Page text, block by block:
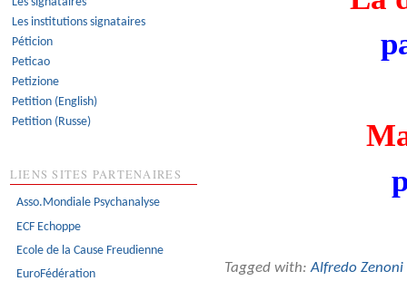
Tagged with:Alfredo Zenoni
Les institutions signataires
Péticion
Peticao
Petizione
Petition (English)
Petition (Russe)
LIENS SITES PARTENAIRES
Asso.Mondiale Psychanalyse
ECF Echoppe
Ecole de la Cause Freudienne
EuroFédération